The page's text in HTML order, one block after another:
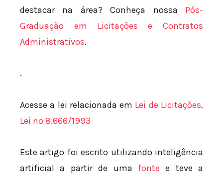
destacar na área? Conheça nossa Pós-
Graduação em Licitações e Contratos
Administrativos.
.
Acesse a lei relacionada em Lei de Licitações,
Lei nº 8.666/1993
Este artigo foi escrito utilizando inteligência
artificial a partir de uma fonte e teve a